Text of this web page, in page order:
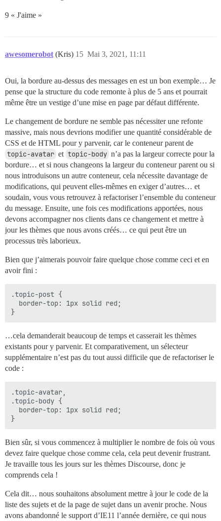
9 « J'aime »
awesomerobot (Kris) Mai 3, 2021, 11:11
15
Oui, la bordure au-dessus des messages en est un bon exemple… Je
pense que la structure du code remonte à plus de 5 ans et pourrait
même être un vestige d’une mise en page par défaut différente.
Le changement de bordure ne semble pas nécessiter une refonte
massive, mais nous devrions modifier une quantité considérable de
CSS et de HTML pour y parvenir, car le conteneur parent de
topic-avatar et topic-body n’a pas la largeur correcte pour la
bordure… et si nous changeons la largeur du conteneur parent ou si
nous introduisons un autre conteneur, cela nécessite davantage de
modifications, qui peuvent elles-mêmes en exiger d’autres… et
soudain, vous vous retrouvez à refactoriser l’ensemble du conteneur
du message. Ensuite, une fois ces modifications apportées, nous
devons accompagner nos clients dans ce changement et mettre à
jour les thèmes que nous avons créés… ce qui peut être un
processus très laborieux.
Bien que j’aimerais pouvoir faire quelque chose comme ceci et en
avoir fini :
.topic-post {
  border-top: 1px solid red;
…cela demanderait beaucoup de temps et casserait les thèmes
existants pour y parvenir. Et comparativement, un sélecteur
supplémentaire n’est pas du tout aussi difficile que de refactoriser le
code :
.topic-avatar,
.topic-body {
  border-top: 1px solid red;
Bien sûr, si vous commencez à multiplier le nombre de fois où vous
devez faire quelque chose comme cela, cela peut devenir frustrant.
Je travaille tous les jours sur les thèmes Discourse, donc je
comprends cela !
Cela dit… nous souhaitons absolument mettre à jour le code de la
liste des sujets et de la page de sujet dans un avenir proche. Nous
avons abandonné le support d’IE11 l’année dernière, ce qui nous